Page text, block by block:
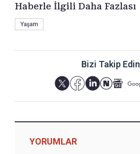
Haberle İlgili Daha Fazlası
Yaşam
Bizi Takip Edin
YORUMLAR